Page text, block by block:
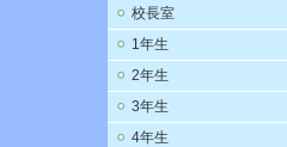
校長室
1年生
2年生
3年生
4年生